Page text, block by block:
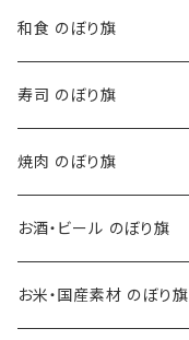
和食 のぼり旗
寿司 のぼり旗
焼肉 のぼり旗
お酒・ビール のぼり旗
お米・国産素材 のぼり旗